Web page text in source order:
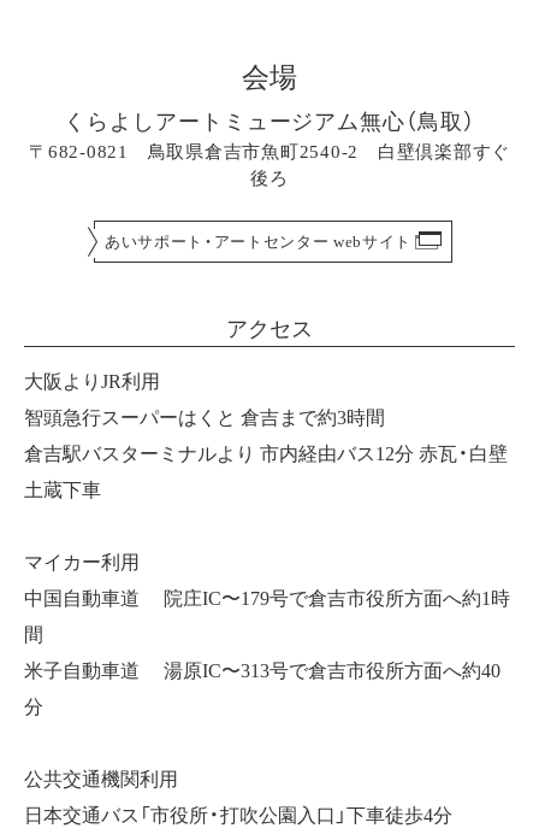
会場
くらよしアートミュージアム無心（鳥取）
〒682-0821 鳥取県倉吉市魚町2540-2 白壁倶楽部すぐ
後ろ
あいサポート・アートセンター webサイト
アクセス
大阪よりJR利用
智頭急行スーパーはくと 倉吉まで約3時間
倉吉駅バスターミナルより 市内経由バス12分 赤瓦・白壁
土蔵下車
マイカー利用
中国自動車道 院庄IC〜179号で倉吉市役所方面へ約1時
間
米子自動車道 湯原IC〜313号で倉吉市役所方面へ約40
分
公共交通機関利用
日本交通バス「市役所・打吹公園入口」下車徒歩4分